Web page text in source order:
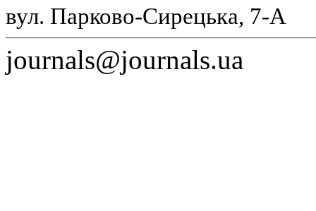
вул. Парково-Сирецька, 7-А
journals@journals.ua